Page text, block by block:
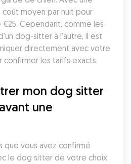
moyen par nuit pour
Cependant, comme les
dog-sitter à l'autre, il est
directement avec votre
les tarifs exacts.
mon dog sitter
une
que vous avez confirmé
le dog sitter de votre choix